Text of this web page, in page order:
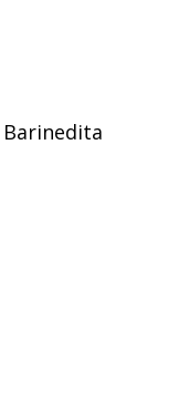
Barinedita